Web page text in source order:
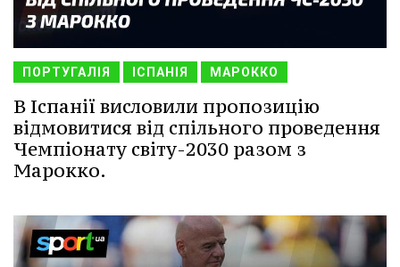
ПОРТУГАЛІЯ ІСПАНІЯ МАРОККО
В Іспанії висловили пропозицію
відмовитися від спільного проведення
Чемпіонату світу-2030 разом з
Марокко.